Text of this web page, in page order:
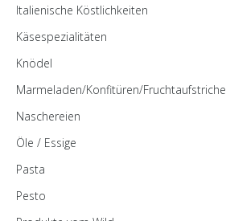
Italienische Köstlichkeiten
Käsespezialitäten
Knödel
Marmeladen/Konfitüren/Fruchtaufstriche
Naschereien
Öle / Essige
Pasta
Pesto